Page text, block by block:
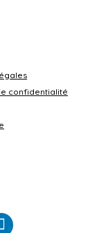
confidentialité